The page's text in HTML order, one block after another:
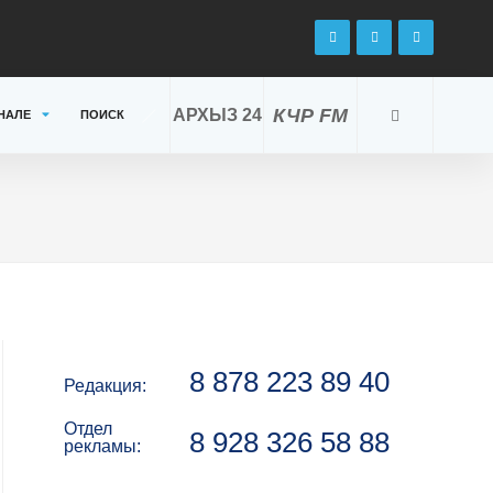
КЧР FM
АРХЫЗ 24
ПОИСК
Редакция: 8 878 223 89 40
Отдел
рекламы:
8 928 326 58 88